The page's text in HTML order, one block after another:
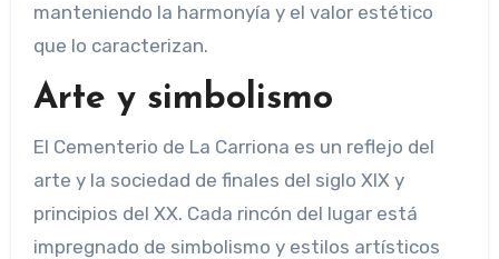
manteniendo la harmonyía y el valor estético
que lo caracterizan.
Arte y simbolismo
El Cementerio de La Carriona es un reflejo del
arte y la sociedad de finales del siglo XIX y
principios del XX. Cada rincón del lugar está
impregnado de simbolismo y estilos artísticos